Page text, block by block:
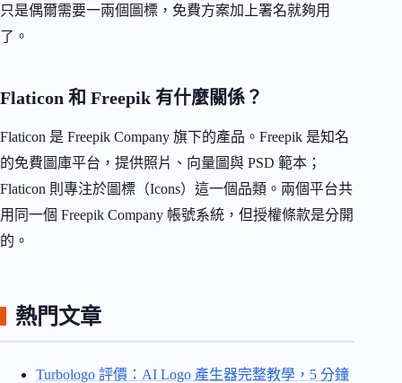
只是偶爾需要一兩個圖標，免費方案加上署名就夠用
了。
Flaticon 和 Freepik 有什麼關係？
Flaticon 是 Freepik Company 旗下的產品。Freepik 是知名
的免費圖庫平台，提供照片、向量圖與 PSD 範本；
Flaticon 則專注於圖標（Icons）這一個品類。兩個平台共
用同一個 Freepik Company 帳號系統，但授權條款是分開
的。
熱門文章
Turbologo 評價：AI Logo 產生器完整教學，5 分鐘